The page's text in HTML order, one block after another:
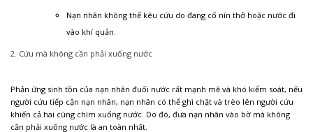
Nạn nhân không thể kêu cứu do đang cố nín thở hoặc nước đi
vào khí quản.
2. Cứu mà không cần phải xuống nước
Phản ứng sinh tồn của nạn nhân đuối nước rất mạnh mẽ và khó kiểm soát, nếu
người cứu tiếp cận nạn nhân, nạn nhân có thể ghì chặt và trèo lên người cứu
khiến cả hai cùng chìm xuống nước. Do đó, đưa nạn nhân vào bờ mà không
cần phải xuống nước là an toàn nhất.